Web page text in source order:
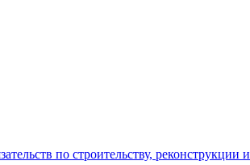
по строительству, реконструкции и